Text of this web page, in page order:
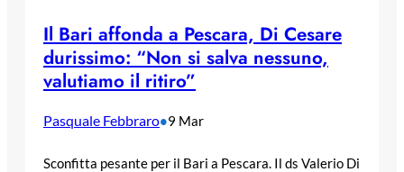
Il Bari affonda a Pescara, Di Cesare
durissimo: “Non si salva nessuno,
valutiamo il ritiro”
Pasquale Febbraro•9 Mar
Sconfitta pesante per il Bari a Pescara. Il ds Valerio Di